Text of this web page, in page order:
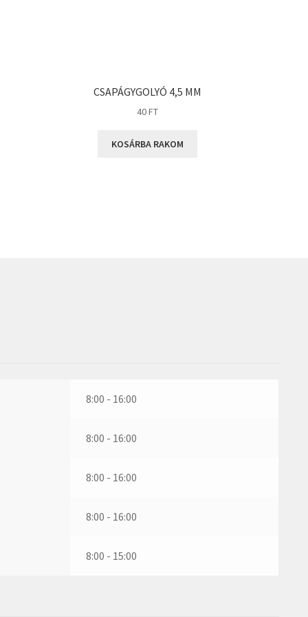
CSAPÁGYGOLYÓ 4,5 MM
40FT
KOSÁRBA RAKOM
8:00 - 16:00
8:00 - 16:00
8:00 - 16:00
8:00 - 16:00
8:00 - 15:00